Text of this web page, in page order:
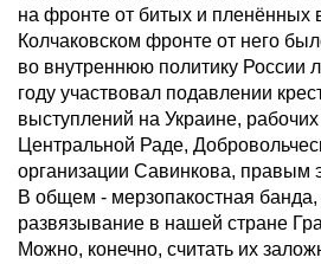
на фронте от битых и пленённых
Колчаковском фронте от него
во внутреннюю политику России
году участвовал подавлении
выступлений на Украине,
Центральной Раде,
организации Савинкова, правым
В общем - мерзопакостная банда,
развязывание в нашей стране
Можно, конечно, считать их